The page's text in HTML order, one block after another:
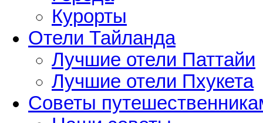
Курорты
Отели Тайланда
Лучшие отели Паттайи
Лучшие отели Пхукета
Советы